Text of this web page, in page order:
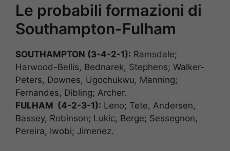
Le probabili formazioni di
Southampton-Fulham
SOUTHAMPTON (3-4-2-1): Ramsdale;
Harwood-Bellis, Bednarek, Stephens; Walker-
Peters, Downes, Ugochukwu, Manning;
Fernandes, Dibling; Archer.
FULHAM (4-2-3-1): Leno; Tete, Andersen,
Bassey, Robinson; Lukic, Berge; Sessegnon,
Pereira, Iwobi; Jimenez.